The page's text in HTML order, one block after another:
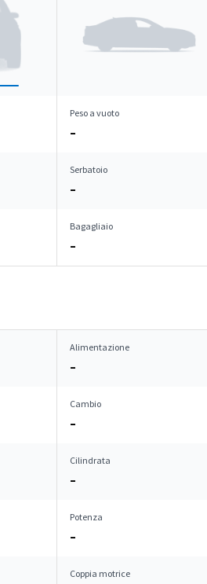
Peso a vuoto
–
Serbatoio
–
Bagagliaio
–
Alimentazione
–
Cambio
–
Cilindrata
–
Potenza
–
Coppia motrice